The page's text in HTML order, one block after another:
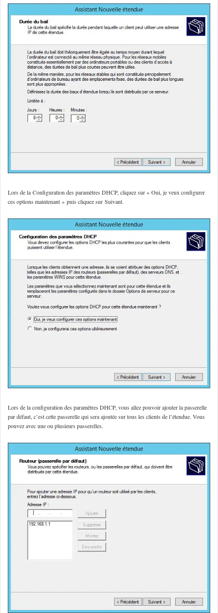
Lors de la Configuration des paramètres DHCP, cliquez sur « Oui, je veux configurer
ces options maintenant » puis cliquez sur Suivant.
Lors de la configuration des paramètres DHCP, vous allez pouvoir ajouter la passerelle
par défaut, c’est cette passerelle qui sera ajoutée sur tous les clients de l’étendue. Vous
pouvez avec une ou plusieurs passerelles.